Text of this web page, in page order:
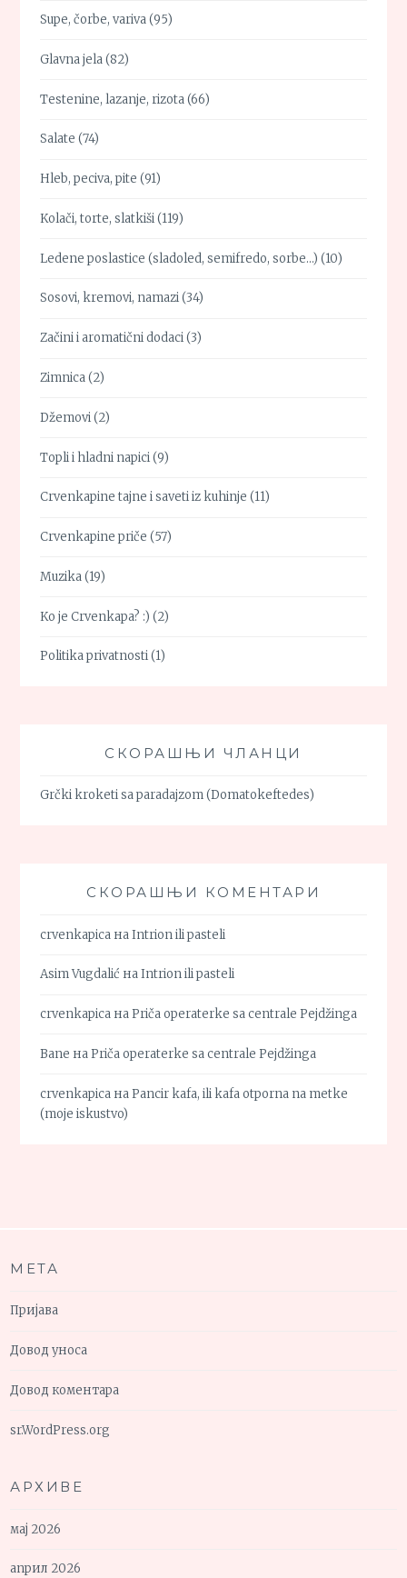
Supe, čorbe, variva(95)
Glavna jela(82)
Testenine, lazanje, rizota(66)
Salate (74)
Hleb, peciva, pite (91)
Kolači, torte, slatkiši(119)
Ledene poslastice (sladoled, semifredo, sorbe…) (10)
Sosovi, kremovi, namazi(34)
Začini i aromatični dodaci(3)
Zimnica(2)
Džemovi(2)
Topli i hladni napici(9)
Crvenkapine tajne i saveti iz kuhinje (11)
Crvenkapine priče (57)
Muzika(19)
Ko je Crvenkapa? :) (2)
Politika privatnosti(1)
СКОРАШЊИ ЧЛАНЦИ
Grčki kroketi sa paradajzom (Domatokeftedes)
СКОРАШЊИ КОМЕНТАРИ
crvenkapica наIntrion ili pasteli
Asim Vugdalić наIntrion ili pasteli
crvenkapica наPriča operaterke sa centrale Pejdžinga
Bane наPriča operaterke sa centrale Pejdžinga
crvenkapica наPancir kafa, ili kafa otporna na metke
(moje iskustvo)
МЕТА
Пријава
Довод уноса
Довод коментара
sr.WordPress.org
АРХИВЕ
мај 2026
април 2026